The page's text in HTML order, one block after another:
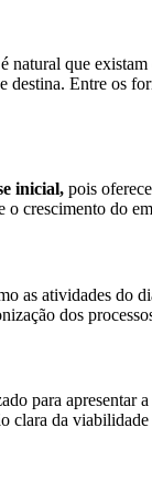
é natural que
destina. Entre os
inicial, pois
crescimento do
as atividades do
dos
para apresentar
clara da